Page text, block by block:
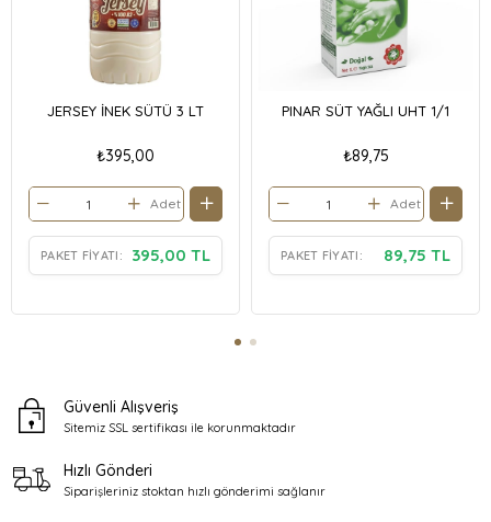
JERSEY İNEK SÜTÜ 3 LT
₺395,00
Adet
PAKET FIYATI: 395,00 TL
PINAR SÜT YAĞLI UHT 1/1
₺89,75
Adet
PAKET FIYATI: 89,75 TL
Güvenli Alışveriş
Sitemiz SSL sertifikası ile korunmaktadır
Hızlı Gönderi
Siparişleriniz stoktan hızlı gönderimi sağlanır